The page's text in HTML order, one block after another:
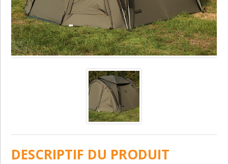
DESCRIPTIF DU PRODUIT